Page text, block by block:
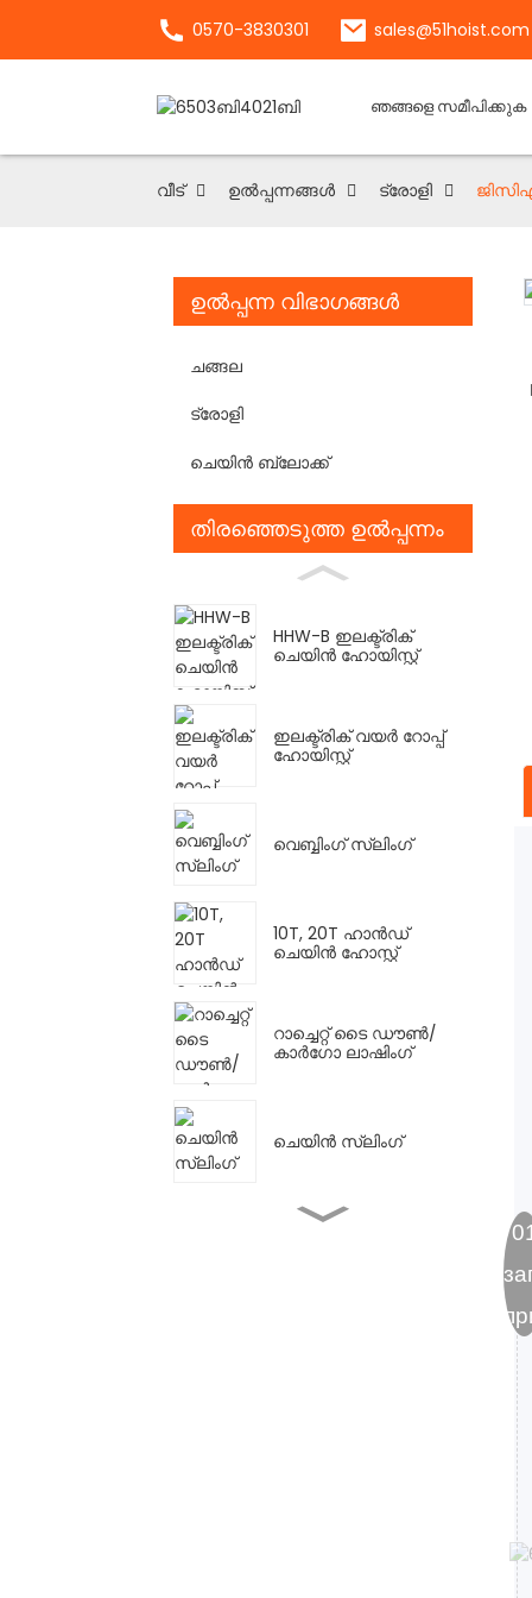
0570-3830301 sales@51hoist.com
ഞങ്ങളെ സമീപിക്കുക
വീട് ഉൽപ്പന്നങ്ങൾ ട്രോളി
ഉൽപ്പന്ന വിഭാഗങ്ങൾ
ചങ്ങല
ട്രോളി
ചെയിൻ ബ്ലോക്ക്
തിരഞ്ഞെടുത്ത ഉൽപ്പന്നം
HHW-B ഇലക്ട്രിക്
ചെയിൻ ഹോയിസ്റ്റ്
ഇലക്ട്രിക് വയർ റോപ്പ്
ഹോയിസ്റ്റ്
വെബ്ബിംഗ് സ്ലിംഗ്
10T, 20T ഹാൻഡ്
ചെയിൻ ഹോസ്റ്റ്
റാച്ചെറ്റ് ടൈ ഡൗൺ/
കാർഗോ ലാഷിംഗ്
ചെയിൻ സ്ലിംഗ്
ജിസിടി-എകെ ടൈപ്പ്
Loading...
Loading...